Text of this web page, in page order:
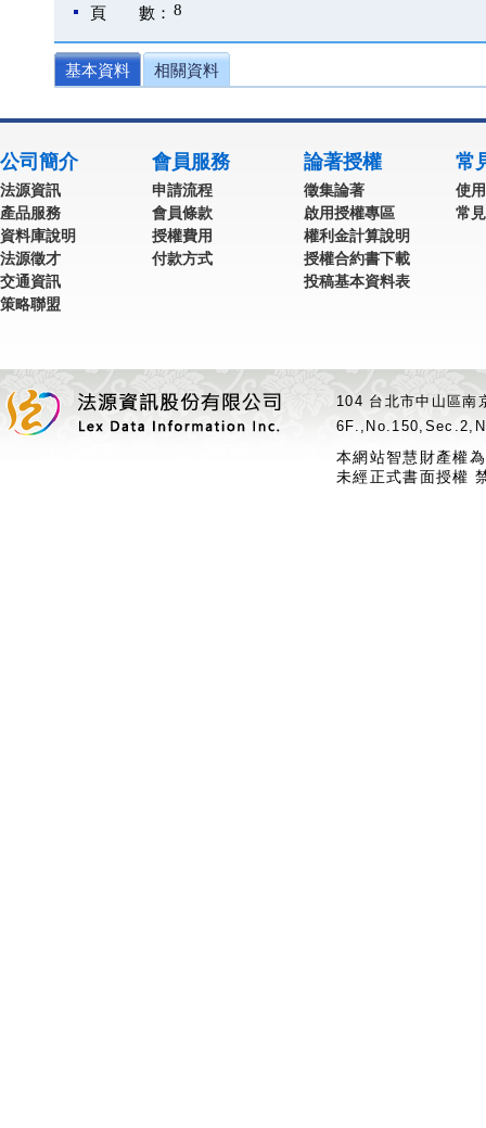
頁 數： 8
基本資料 相關資料
公司簡介
法源資訊
產品服務
資料庫說明
法源徵才
交通資訊
策略聯盟
會員服務
申請流程
會員條款
授權費用
付款方式
論著授權
徵集論著
啟用授權專區
權利金計算說明
授權合約書下載
投稿基本資料表
常
使
常
104 台北市中山區
本網站智慧財產權
未經正式書面授權